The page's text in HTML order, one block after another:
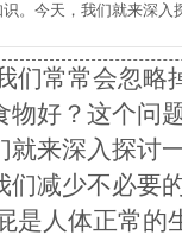
。今天，我们就来深
们常常会忽略
好？这个问
来深入探讨
们减少不必要
是人体正常的